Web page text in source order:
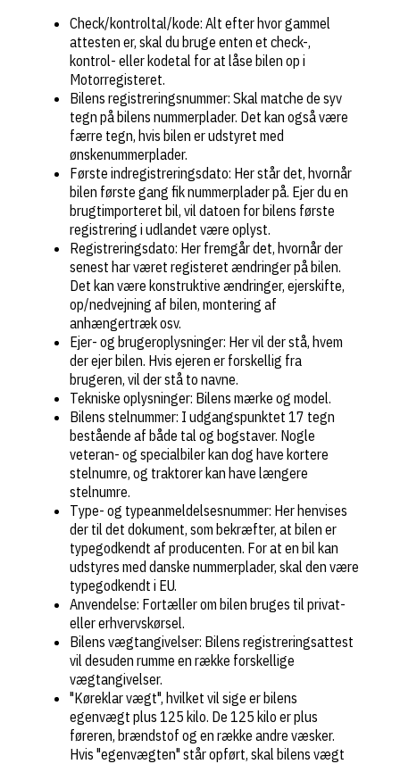
Check/kontroltal/kode: Alt efter hvor gammel
attesten er, skal du bruge enten et check-,
kontrol- eller kodetal for at låse bilen op i
Motorregisteret.
Bilens registreringsnummer: Skal matche de syv
tegn på bilens nummerplader. Det kan også være
færre tegn, hvis bilen er udstyret med
ønskenummerplader.
Første indregistreringsdato: Her står det, hvornår
bilen første gang fik nummerplader på. Ejer du en
brugtimporteret bil, vil datoen for bilens første
registrering i udlandet være oplyst.
Registreringsdato: Her fremgår det, hvornår der
senest har været registeret ændringer på bilen.
Det kan være konstruktive ændringer, ejerskifte,
op/nedvejning af bilen, montering af
anhængertræk osv.
Ejer- og brugeroplysninger: Her vil der stå, hvem
der ejer bilen. Hvis ejeren er forskellig fra
brugeren, vil der stå to navne.
Tekniske oplysninger: Bilens mærke og model.
Bilens stelnummer: I udgangspunktet 17 tegn
bestående af både tal og bogstaver. Nogle
veteran- og specialbiler kan dog have kortere
stelnumre, og traktorer kan have længere
stelnumre.
Type- og typeanmeldelsesnummer: Her henvises
der til det dokument, som bekræfter, at bilen er
typegodkendt af producenten. For at en bil kan
udstyres med danske nummerplader, skal den være
typegodkendt i EU.
Anvendelse: Fortæller om bilen bruges til privat-
eller erhvervskørsel.
Bilens vægtangivelser: Bilens registreringsattest
vil desuden rumme en række forskellige
vægtangivelser.
"Køreklar vægt", hvilket vil sige er bilens
egenvægt plus 125 kilo. De 125 kilo er plus
føreren, brændstof og en række andre væsker.
Hvis "egenvægten" står opført, skal bilens vægt